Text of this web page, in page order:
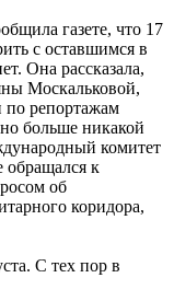
газете, что 17
с оставшимся в
Она рассказала,
Москальковой,
по репортажам
больше никакой
комитет
обращался к
об
коридора,
С тех пор в